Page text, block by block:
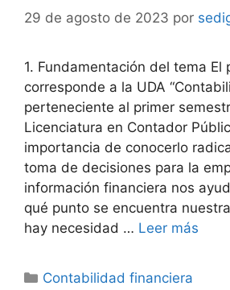
29 de agosto de 2023 por
1. Fundamentación del tema El
corresponde a la UDA
perteneciente al primer
Licenciatura en Contador
importancia de conocerlo
toma de decisiones para la
información financiera nos
qué punto se encuentra
hay necesidad … Leer más
Categorías
Contabilidad financiera